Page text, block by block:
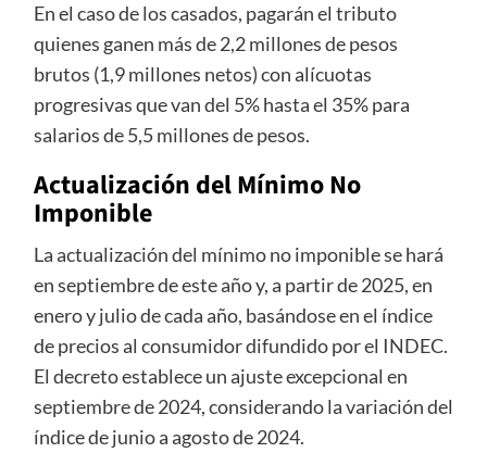
En el caso de los casados, pagarán el tributo
quienes ganen más de 2,2 millones de pesos
brutos (1,9 millones netos) con alícuotas
progresivas que van del 5% hasta el 35% para
salarios de 5,5 millones de pesos.
Actualización del Mínimo No
Imponible
La actualización del mínimo no imponible se hará
en septiembre de este año y, a partir de 2025, en
enero y julio de cada año, basándose en el índice
de precios al consumidor difundido por el INDEC.
El decreto establece un ajuste excepcional en
septiembre de 2024, considerando la variación del
índice de junio a agosto de 2024.